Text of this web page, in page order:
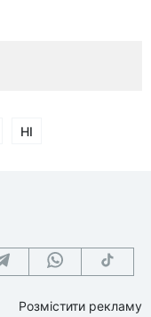
НІ
Розмістити рекламу